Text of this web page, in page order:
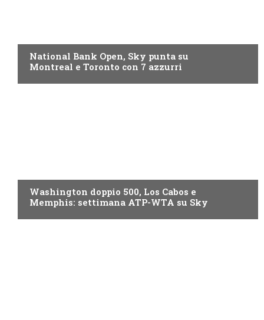
National Bank Open, Sky punta su
Montreal e Toronto con 7 azzurri
Washington doppio 500, Los Cabos e
Memphis: settimana ATP-WTA su Sky